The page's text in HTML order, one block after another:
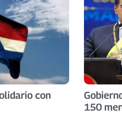
con
150